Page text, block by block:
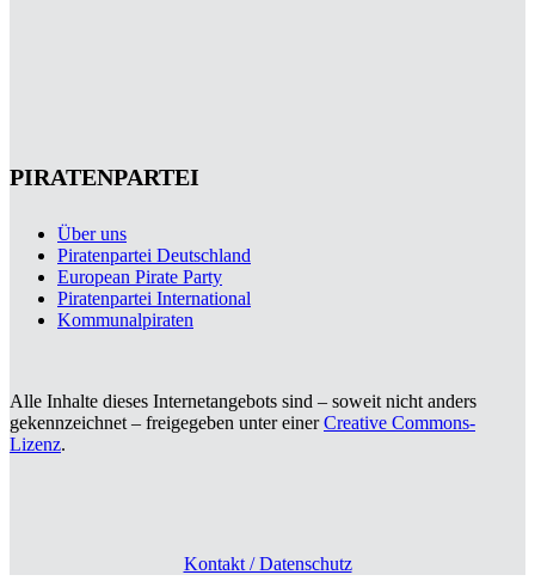
PIRATENPARTEI
Über uns
Piratenpartei Deutschland
European Pirate Party
Piratenpartei International
Kommunalpiraten
Alle Inhalte dieses Internetangebots sind – soweit nicht anders
gekennzeichnet – freigegeben unter einerCreative Commons-
Lizenz.
Kontakt / Datenschutz